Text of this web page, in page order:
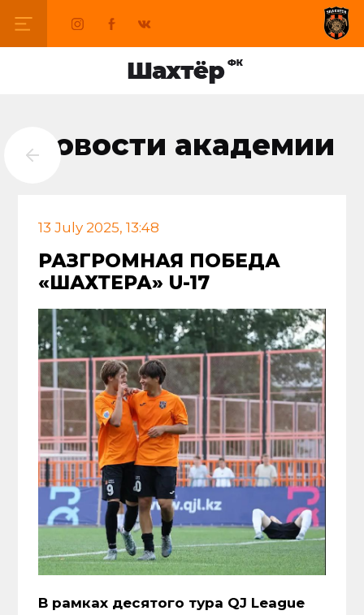
Новости академии
13 July 2025, 13:48
РАЗГРОМНАЯ ПОБЕДА
«ШАХТЕРА» U-17
В рамках десятого тура QJ League